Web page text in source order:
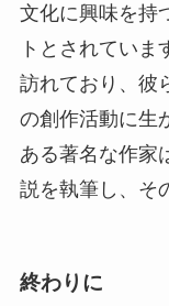
文化に興味を持
トとされていま
訪れており、彼
の創作活動に生
ある著名な作家
説を執筆し、そ
終わりに